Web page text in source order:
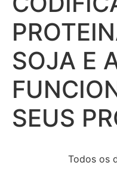
SOJA E
SEUS
Todos os